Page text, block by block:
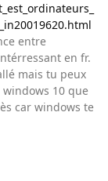
entre
en fr.
mais tu peux
10 que
car windows te